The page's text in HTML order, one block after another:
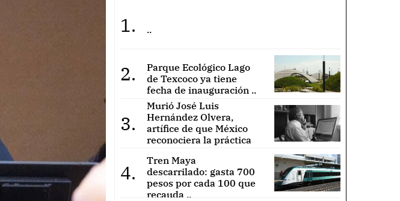
1. ..
2.
Parque Ecológico Lago
de Texcoco ya tiene
fecha de inauguración ..
3.
Murió José Luis
Hernández Olvera,
artífice de que México
reconociera la práctica
4.
Tren Maya
descarrilado: gasta 700
pesos por cada 100 que
recauda ..